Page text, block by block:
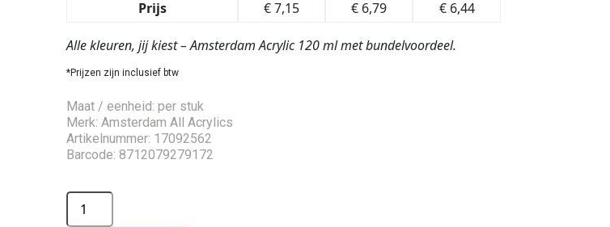
Prijs
€7,15 € 6,79 €6,44
Alle kleuren, jij kiest – Amsterdam Acrylic 120 ml met bundelvoordeel.
*Prijzen zijn inclusief btw
Maat / eenheid: per stuk
Merk: Amsterdam All Acrylics
Artikelnummer: 17092562
Barcode: 8712079279172